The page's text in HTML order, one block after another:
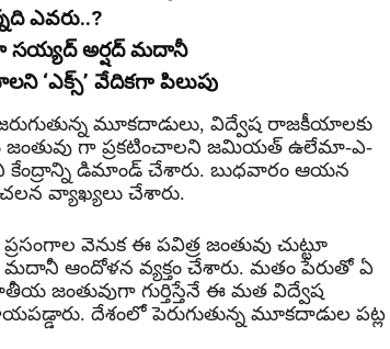
ఎవరు..?
సయ్యద్ అర్షద్ మదానీ
‘ఎక్స్’ వేదికగా పిలుపు
మూకదాడులు, విద్వేష రాజకీయాలకు
జంతువు గా ప్రకటించాలని జమియత్ ఉలేమా-ఎ-
డిమాండ్ చేశారు. బుధవారం ఆయన
వ్యాఖ్యలు చేశారు.
వెనుక ఈ పవిత్ర జంతువు చుట్టూ
ఆందోళన వ్యక్తం చేశారు. మతం పేరుతో ఏ
జంతువుగా గుర్తిస్తేనే ఈ మత విద్వేష
దేశంలో పెరుగుతున్న మూకదాడుల పట్ల